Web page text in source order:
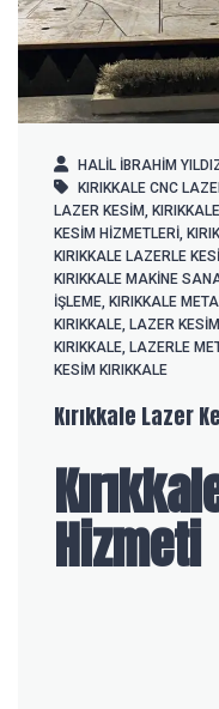
HALIL IBRAHIM
KIRIKKALE CNC
LAZER KESIM
KESIM HIZMETLERI
KIRIKKALE LAZERLE
KIRIKKALE MAKINE
İŞLEME KIRIKKALE
KIRIKKALE LAZER
KIRIKKALE LAZERLE
KESIM KIRIKKALE
Kırıkkale Lazer
Hizmeti